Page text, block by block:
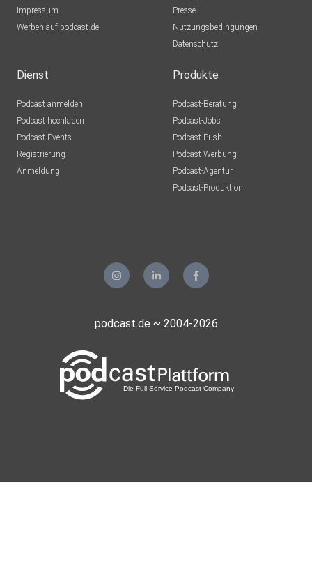
Impressum
Werben auf podcast.de
Presse
Nutzungsbedingungen
Datenschutz
Dienst
Podcast anmelden
Podcast hochladen
Podcast-Events
Registrierung
Anmeldung
Produkte
Podcast-Beratung
Podcast-Jobs
Podcast-Push
Podcast-Werbung
Podcast-Agentur
Podcast-Produktion
podcast.de ~ 2004-2026